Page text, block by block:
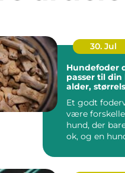
30. Jul
Hundefoder
passer til din
alder,
Et godt
være
hund, der
ok, og en